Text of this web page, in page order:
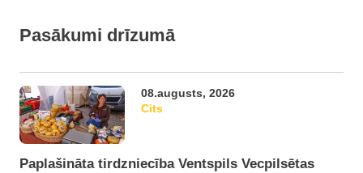
Pasākumi drīzumā
08.augusts, 2026
Cits
Paplašināta tirdzniecība Ventspils Vecpilsētas